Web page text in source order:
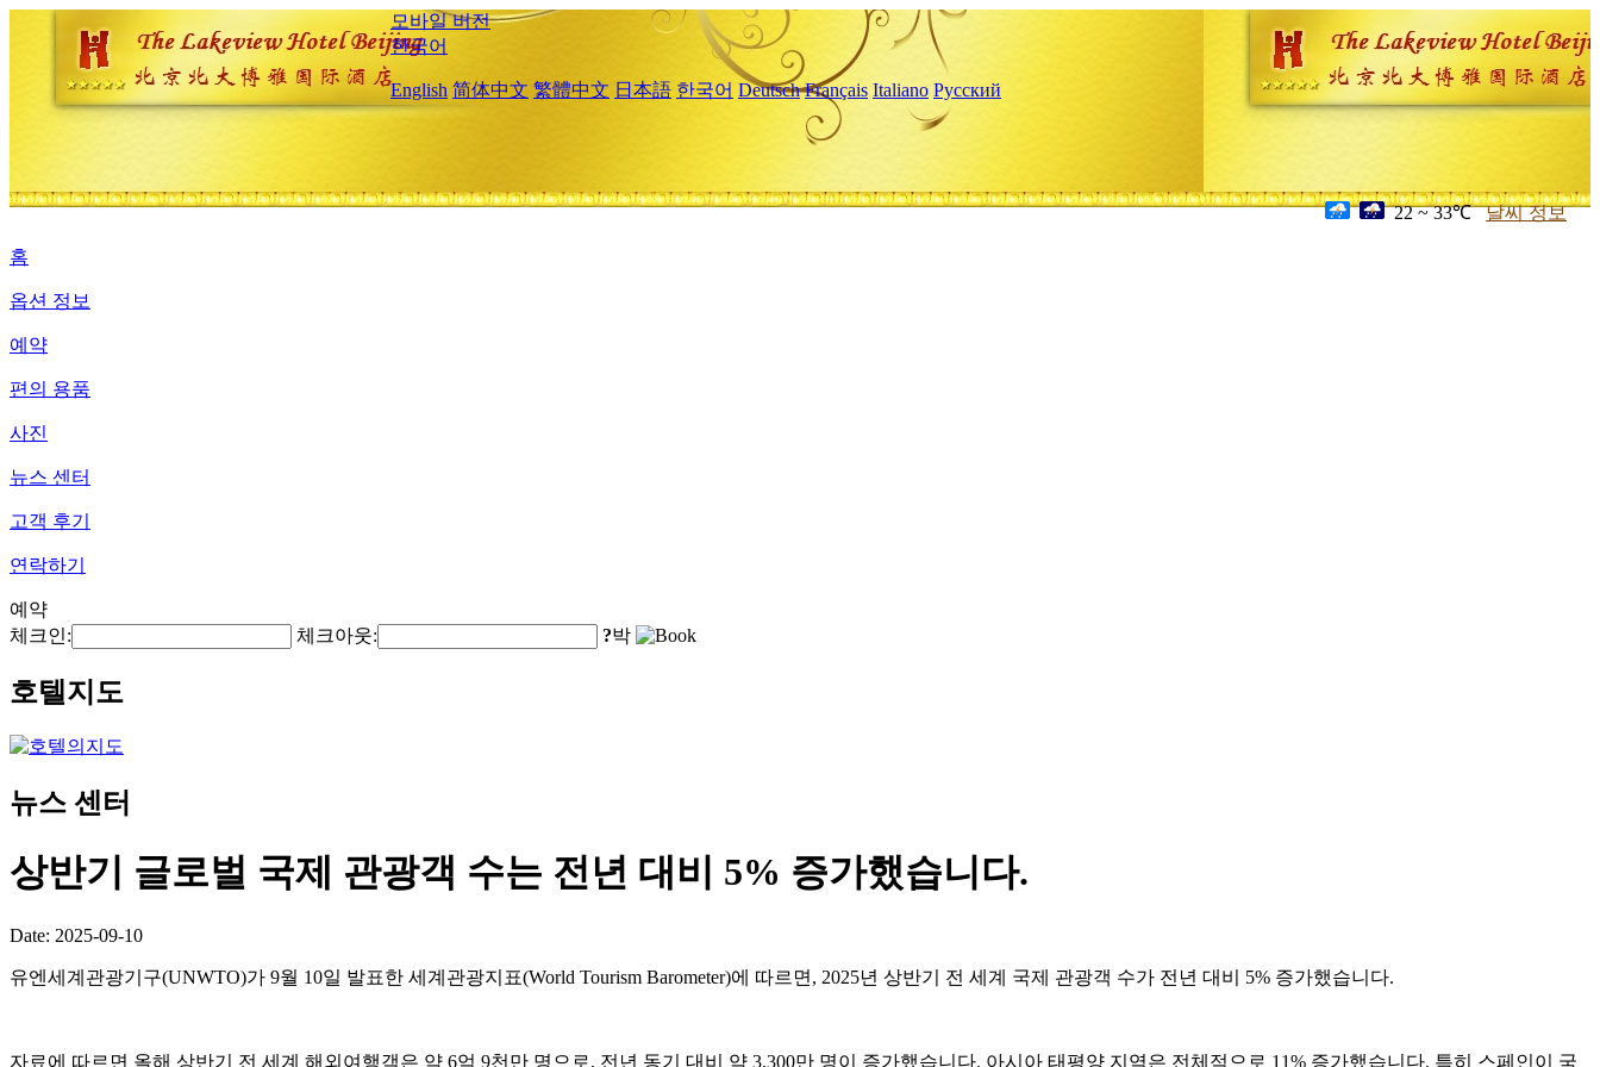
모바일 버전
한국어
English 简体中文 繁體中文 日本語 한국어 Deutsch Français Italiano Русский
22 ~ 33℃ 날씨 정보
홈
옵션 정보
예약
편의 용품
사진
뉴스 센터
고객 후기
연락하기
예약
체크인:
체크아웃: ?박
호텔지도
뉴스 센터
상반기 글로벌 국제 관광객 수는 전년 대비 5% 증가했습니다.
Date: 2025-09-10
유엔세계관광기구(UNWTO)가 9월 10일 발표한 세계관광지표(World Tourism Barometer)에 따르면, 2025년 상반기 전 세계 국제 관광객 수가 전년 대비 5% 증가했습니다.
자료에 따르면 올해 상반기 전 세계 해외여행객은 약 6억 9천만 명으로, 전년 동기 대비 약 3,300만 명이 증가했습니다. 아시아 태평양 지역은 전체적으로 11% 증가했습니다. 특히 스페인이 국